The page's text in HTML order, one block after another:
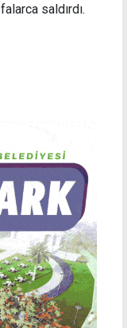
saldırdı.